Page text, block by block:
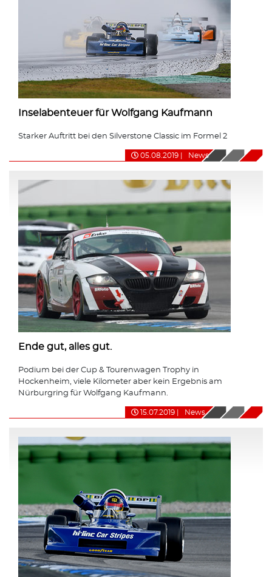
Inselabenteuer für Wolfgang Kaufmann
Starker Auftritt bei den Silverstone Classic im Formel 2
05.08.2019 News
Ende gut, alles gut.
Podium bei der Cup & Tourenwagen Trophy in
Hockenheim, viele Kilometer aber kein Ergebnis am
Nürburgring für Wolfgang Kaufmann.
15.07.2019 News